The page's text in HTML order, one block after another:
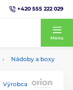
+420 555 222 029
Menu
Nádoby a boxy
Výrobca